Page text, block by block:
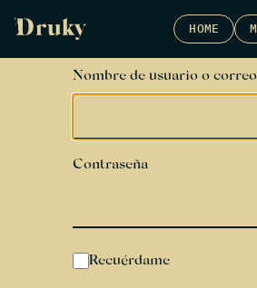
content
HOME
Nombre de usuario o
Contraseña
Recuérdame